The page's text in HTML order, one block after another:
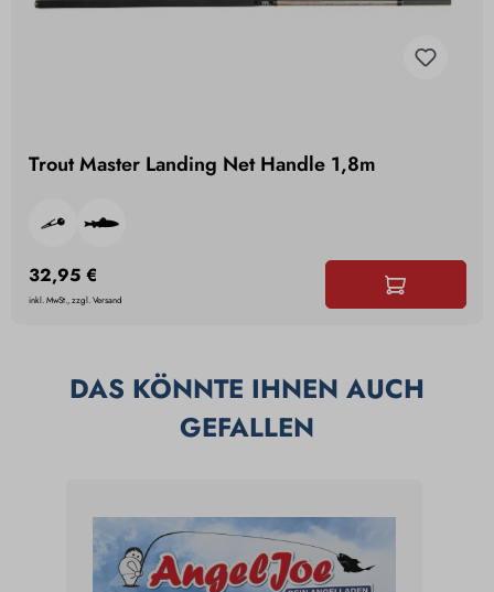
Trout Master Landing Net Handle 1,8m
32,95 €
inkl. MwSt., zzgl. Versand
DAS KÖNNTE IHNEN AUCH
GEFALLEN